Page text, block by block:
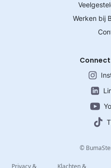
Werken bij
©